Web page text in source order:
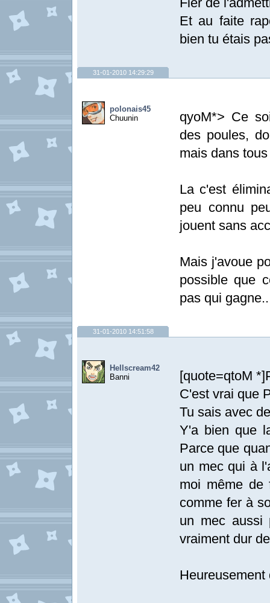
Et au faite
bien tu étais
31-01-2010 14:29:29
polonais45
Chuunin
qyoM*> Ce
des poules,
mais dans
La c'est
peu connu
jouent sans
Mais j'avoue
possible que
pas qui
31-01-2010 14:51:58
Hellscream42
Banni
[quote=qtoM
C'est vrai que
Tu sais avec
Y'a bien que
Parce que
un mec qui à
moi même
comme fer à
un mec aussi
vraiment dur